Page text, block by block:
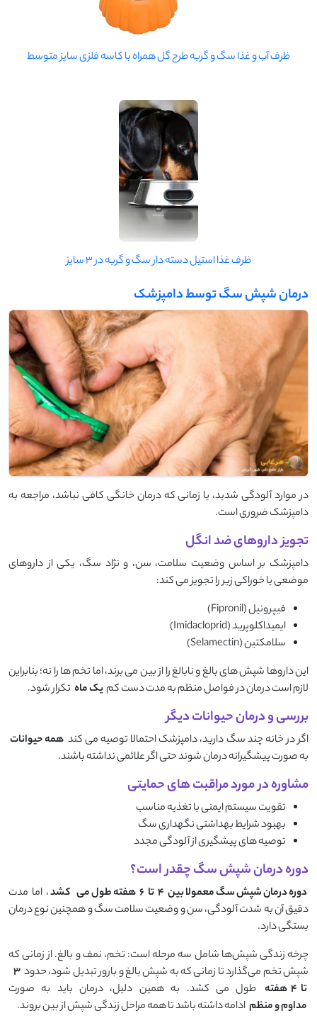
ظرف آب و غذا سگ و گربه طرح گل همراه با کاسه فلزی سایز متوسط
ظرف غذا استیل دسته دار سگ و گربه در 3 سایز
درمان شپش سگ توسط دامپزشک
در موارد آلودگی شدید، یا زمانی که درمان خانگی کافی نباشد، مراجعه به
دامپزشک ضروری است.
تجویز داروهای ضد انگل
دامپزشک بر اساس وضعیت سلامت، سن، و نژاد سگ، یکی از داروهای
موضعی یا خوراکی زیر را تجویز می‌ کند:
فیپرونیل (Fipronil)
ایمیداکلوپرید (Imidacloprid)
سلامکتین (Selamectin)
این داروها شپش ‌های بالغ و نابالغ را از بین می ‌برند، اما تخم‌ ها را نه؛ بنابراین
لازم است درمان در فواصل منظم به مدت دست ‌کمیک ماه تکرار شود.
بررسی و درمان حیوانات دیگر
اگر در خانه چند سگ دارید، دامپزشک احتمالا توصیه می‌ کند همه حیوانات
به‌ صورت پیشگیرانه درمان شوند حتی اگر علائمی نداشته باشند.
مشاوره در مورد مراقبت های حمایتی
تقویت سیستم ایمنی با تغذیه مناسب
بهبود شرایط بهداشتی نگهداری سگ
توصیه ‌های پیشگیری از آلودگی مجدد
دوره درمان شپش سگ چقدر است؟
دوره درمان شپش سگ معمولا بین ۴ تا ۶ هفته طول می‌ کشد، اما مدت
دقیق آن به شدت آلودگی، سن و وضعیت سلامت سگ و همچنین نوع درمان
بستگی دارد.
چرخه زندگی شپش‌ها شامل سه مرحله است: تخم، نمف و بالغ. از زمانی که
شپش تخم می‌گذارد تا زمانی که به شپش بالغ و بارور تبدیل شود، حدود ۳
تا ۴ هفته طول می ‌کشد. به همین دلیل، درمان باید به‌ صورت
مداوم و منظم ادامه داشته باشد تا همه مراحل زندگی شپش از بین بروند.